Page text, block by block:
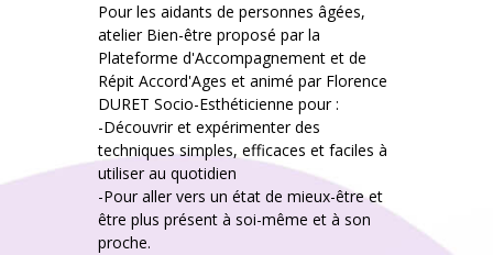
Pour les aidants de personnes âgées,
atelier Bien-être proposé par la
Plateforme d'Accompagnement et de
Répit Accord'Ages et animé par Florence
DURET Socio-Esthéticienne pour :
-Découvrir et expérimenter des
techniques simples, efficaces et faciles à
utiliser au quotidien
-Pour aller vers un état de mieux-être et
être plus présent à soi-même et à son
proche.